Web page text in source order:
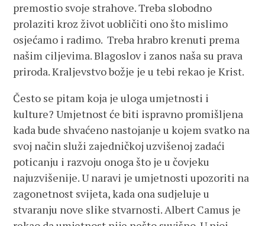
premostio svoje strahove. Treba slobodno
prolaziti kroz život uobličiti ono što mislimo
osjećamo i radimo. Treba hrabro krenuti prema
našim ciljevima. Blagoslov i zanos naša su prava
priroda. Kraljevstvo božje je u tebi rekao je Krist.
Često se pitam koja je uloga umjetnosti i
kulture? Umjetnost će biti ispravno promišljena
kada bude shvaćeno nastojanje u kojem svatko na
svoj način služi zajedničkoj uzvišenoj zadaći
poticanju i razvoju onoga što je u čovjeku
najuzvišenije. U naravi je umjetnosti upozoriti na
zagonetnost svijeta, kada ona sudjeluje u
stvaranju nove slike stvarnosti. Albert Camus je